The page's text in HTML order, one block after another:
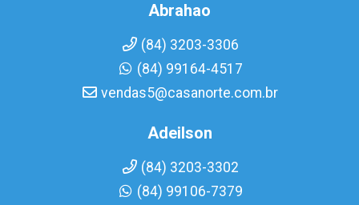
Abrahao
(84) 3203-3306
(84) 99164-4517
vendas5@casanorte.com.br
Adeilson
(84) 3203-3302
(84) 99106-7379